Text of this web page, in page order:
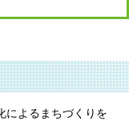
によるまちづくりを